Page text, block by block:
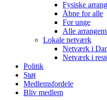
Fysiske
Åbne for alle
For unge
Alle
Lokale netværk
Netværk i
Netværk i
Politik
Støt
Medlemsfordele
Bliv medlem